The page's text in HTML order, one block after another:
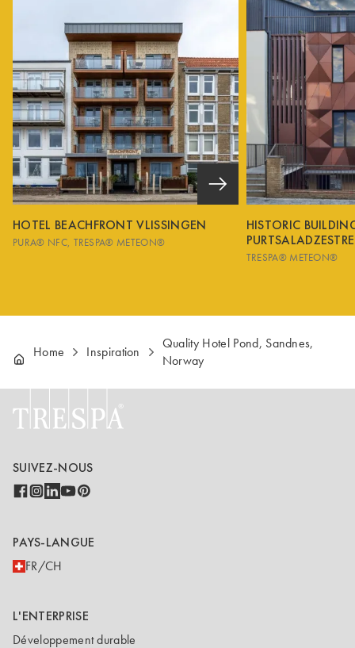
HOTEL BEACHFRONT VLISSINGEN
PURA® NFC TRESPA® METEON®
HISTORIC
TRESPA® METEON®
Home Inspiration
Quality Hotel Pond, Sandnes,
Norway
SUIVEZ-NOUS
PAYS-LANGUE
FR/CH
L'ENTERPRISE
Développement durable